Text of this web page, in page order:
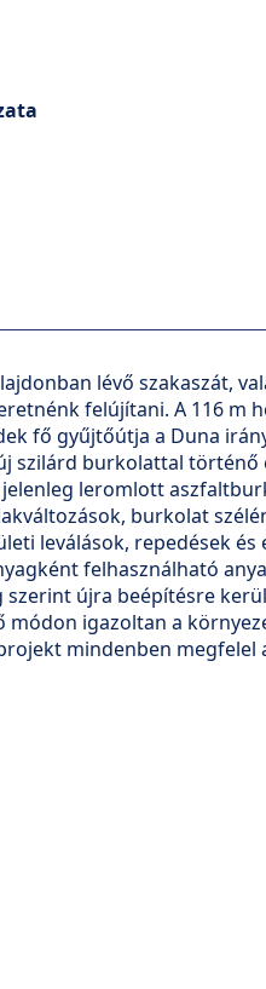
lévő szakaszát,
felújítani. A 116 m
fő gyűjtőútja a Duna
szilárd burkolattal
jelenleg leromlott
burkolat
leválások, repedések és
felhasználható
újra beépítésre
módon igazoltan a
mindenben megfelel